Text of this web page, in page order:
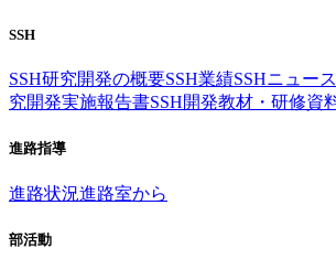
SSH
SSH研究開発の概要SSH業績SSHニュー
究開発実施報告書SSH開発教材・研修資
進路指導
進路状況進路室から
部活動